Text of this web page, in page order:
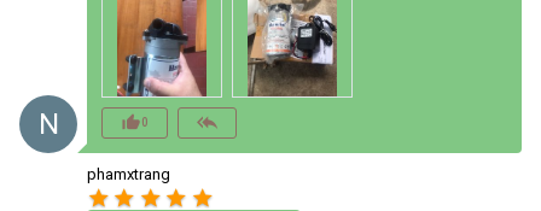
N thumb_up_alt0 reply_all
phamxtrang
star star star star star